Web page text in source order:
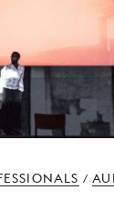
MAGAZINE
UW
/